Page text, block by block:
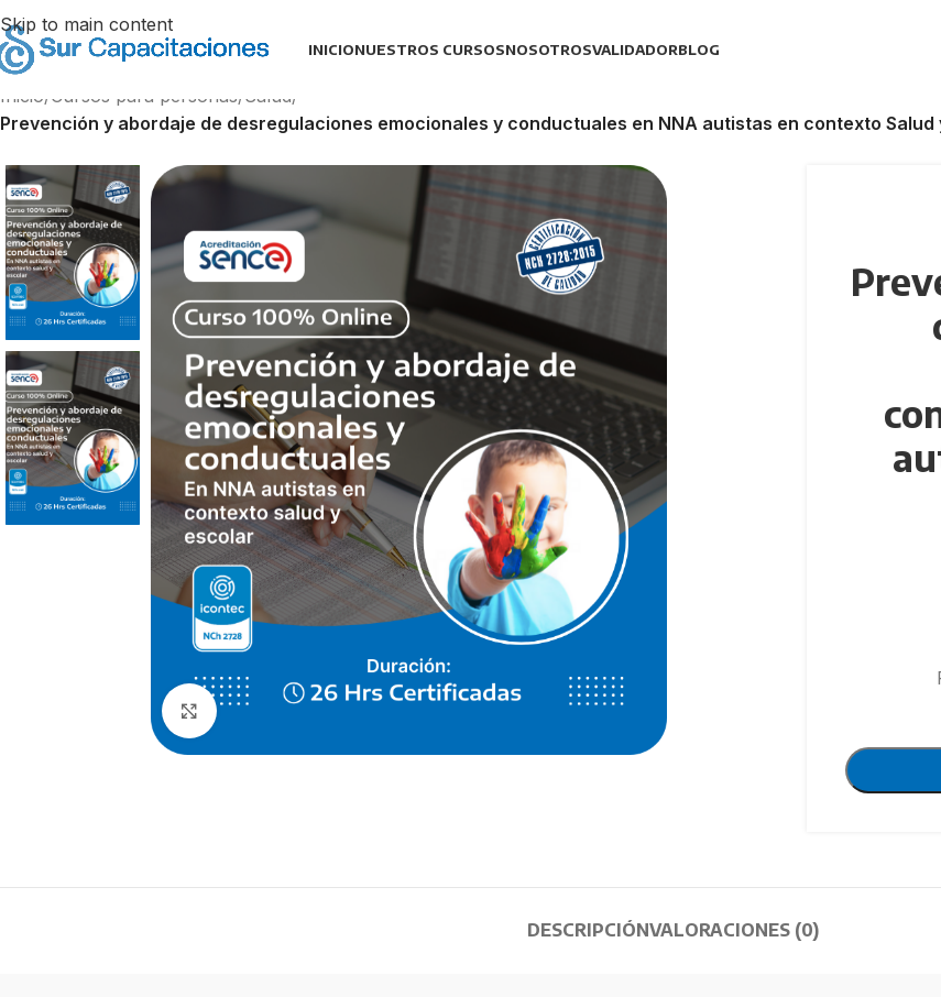
Skip to main content
INICIONUESTROS CURSOS
NUTRICIÓN
Abordaje Nutricional en Alergias Alimentarias
Manejo Avanzado del Pie
Prevención y abordaje de
NOSOTROSVALIDADORBLOG
Inicio/ Cursos para personas/ Salud/
Prevención y abordaje de desregulaciones emocionales y conductuales en NNA autistas en contexto Salud
Click to enlarge
DESCRIPCIÓNVALORACIONES (0)